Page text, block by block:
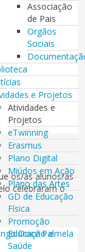
Associação
de Pais
Orgãos
Sociais
e Projetos
Atividades e
Projetos
eTwinning
Erasmus
Plano Digital
Miúdos em Ação
Plano das Artes
GD de Educação
Física
Promoção
Educação e
Saúde
os/as alunos/as
celebraram o